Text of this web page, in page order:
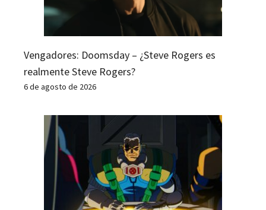
Vengadores: Doomsday – ¿Steve Rogers es
realmente Steve Rogers?
6 de agosto de 2026